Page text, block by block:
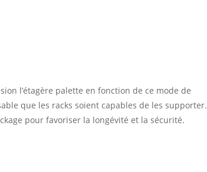
l’étagère palette en fonction de ce mode de
que les racks soient capables de les supporter.
pour favoriser la longévité et la sécurité.